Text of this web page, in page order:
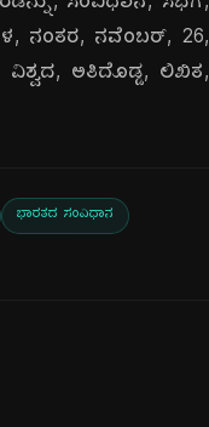
ನಂತರ, ನವೆಂಬರ್, 26,
ಅತಿದೊಡ್ಡ, ಲಿಖಿತ,
ಭಾರತದ ಸಂವಿಧಾನ